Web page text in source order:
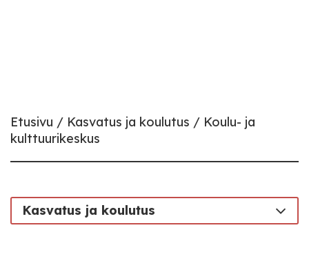
Etusivu Kasvatus ja koulutus
Koulu- ja
kulttuurikeskus
Kasvatus ja koulutus